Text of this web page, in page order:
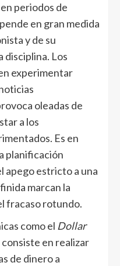
periodos de
en gran medida
y de su
disciplina. Los
experimentar
oleadas de
a los
Es en
planificación
apego estricto a una
marcan la
fracaso rotundo.
como el Dollar
en realizar
de dinero a